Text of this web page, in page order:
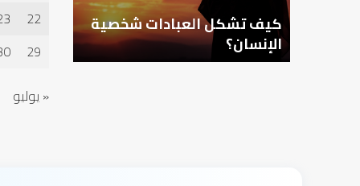
كيف تشكل العبادات شخصية
الإنسان؟
أهم
الدعاء
22
29
« يوليو